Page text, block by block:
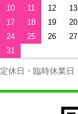
10 11 12 13
17 18 19 20
24 25 26 27
31
定休日・臨時休業日